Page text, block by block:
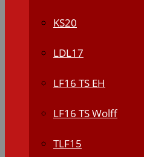
KS20
LDL17
LF16 TS EH
LF16 TS Wolff
TLF15